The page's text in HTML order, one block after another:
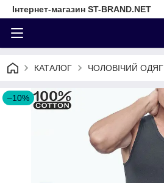
Інтернет-магазин ST-BRAND.NET
КАТАЛОГ ЧОЛОВІЧИЙ ОДЯГ
–10%